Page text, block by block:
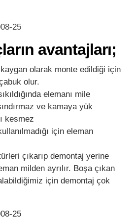
25
avantajları;
olarak monte edildiği için
olur.
elemanı mile
ve kamaya yük
kesmez
için eleman
çıkarıp demontaj yerine
milden ayrılır. Boşa çıkan
için demontaj çok
25